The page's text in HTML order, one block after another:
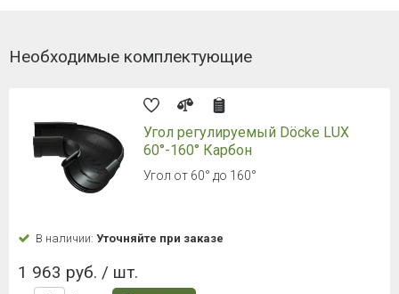
Необходимые комплектующие
Угол регулируемый Döcke LUX
60°-160° Карбон
Угол от 60° до 160°
В наличии: Уточняйте при заказе
1 963 руб. / шт.